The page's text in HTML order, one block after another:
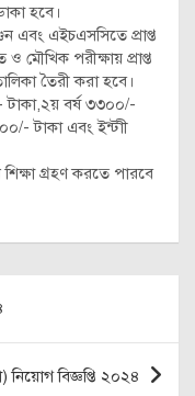
হবে।
এবং এইচএসসিতে প্রাপ্ত
পরীক্ষায় প্রাপ্ত
তৈরী করা হবে।
টাকা,২য় বর্ষ ৩৩০০/-
টাকা এবং ইন্টাী
শিক্ষা গ্রহণ করতে পারবে
নিয়োগ বিজ্ঞপ্তি ২০২৪